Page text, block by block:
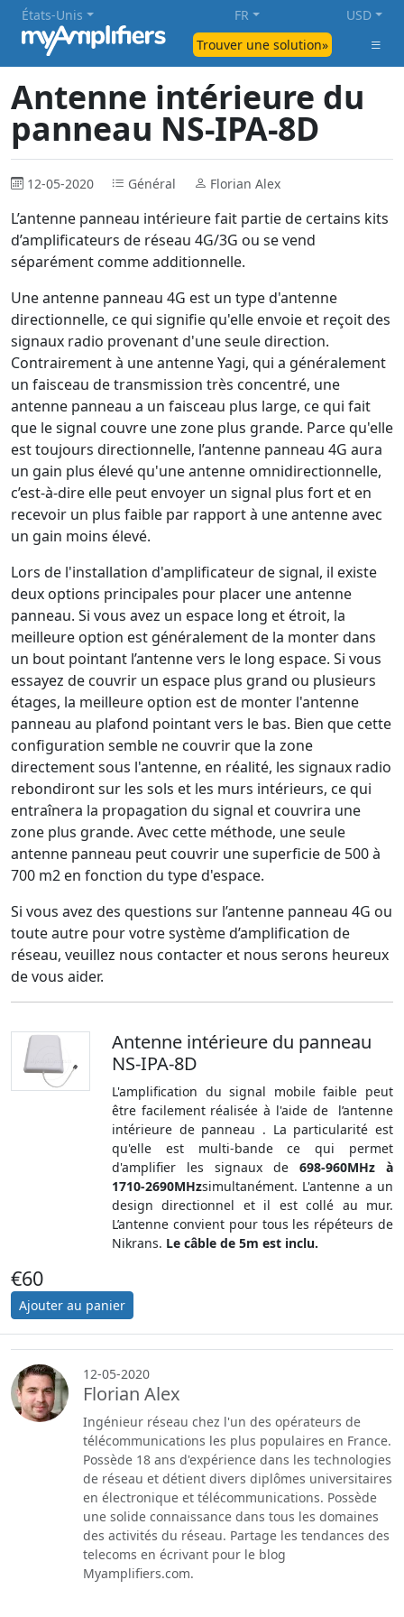
Trouver une solution»
États-Unis FR USD
Antenne intérieure du
panneau NS-IPA-8D
12-05-2020 Général Florian Alex
L’antenne panneau intérieure fait partie de certains kits
d’amplificateurs de réseau 4G/3G ou se vend
séparément comme additionnelle.
Une antenne panneau 4G est un type d'antenne
directionnelle, ce qui signifie qu'elle envoie et reçoit des
signaux radio provenant d'une seule direction.
Contrairement à une antenne Yagi, qui a généralement
un faisceau de transmission très concentré, une
antenne panneau a un faisceau plus large, ce qui fait
que le signal couvre une zone plus grande. Parce qu'elle
est toujours directionnelle, l’antenne panneau 4G aura
un gain plus élevé qu'une antenne omnidirectionnelle,
c’est-à-dire elle peut envoyer un signal plus fort et en
recevoir un plus faible par rapport à une antenne avec
un gain moins élevé.
Lors de l'installation d'amplificateur de signal, il existe
deux options principales pour placer une antenne
panneau. Si vous avez un espace long et étroit, la
meilleure option est généralement de la monter dans
un bout pointant l’antenne vers le long espace. Si vous
essayez de couvrir un espace plus grand ou plusieurs
étages, la meilleure option est de monter l'antenne
panneau au plafond pointant vers le bas. Bien que cette
configuration semble ne couvrir que la zone
directement sous l'antenne, en réalité, les signaux radio
rebondiront sur les sols et les murs intérieurs, ce qui
entraînera la propagation du signal et couvrira une
zone plus grande. Avec cette méthode, une seule
antenne panneau peut couvrir une superficie de 500 à
700 m2 en fonction du type d'espace.
Si vous avez des questions sur l’antenne panneau 4G ou
toute autre pour votre système d’amplification de
réseau, veuillez nous contacter et nous serons heureux
de vous aider.
Antenne intérieure du panneau
NS-IPA-8D
L'amplification du signal mobile faible peut
être facilement réalisée à l'aide de l’antenne
intérieure de panneau . La particularité est
qu'elle est multi-bande ce qui permet
d'amplifier les signaux de 698-960MHz à
1710-2690MHzsimultanément. L'antenne a un
design directionnel et il est collé au mur.
L’antenne convient pour tous les répéteurs de
Nikrans. Le câble de 5m est inclu.
€60
12-05-2020
Florian Alex
Ingénieur réseau chez l'un des opérateurs de
télécommunications les plus populaires en France.
Possède 18 ans d'expérience dans les technologies
de réseau et détient divers diplômes universitaires
en électronique et télécommunications. Possède
une solide connaissance dans tous les domaines
des activités du réseau. Partage les tendances des
telecoms en écrivant pour le blog
Myamplifiers.com.